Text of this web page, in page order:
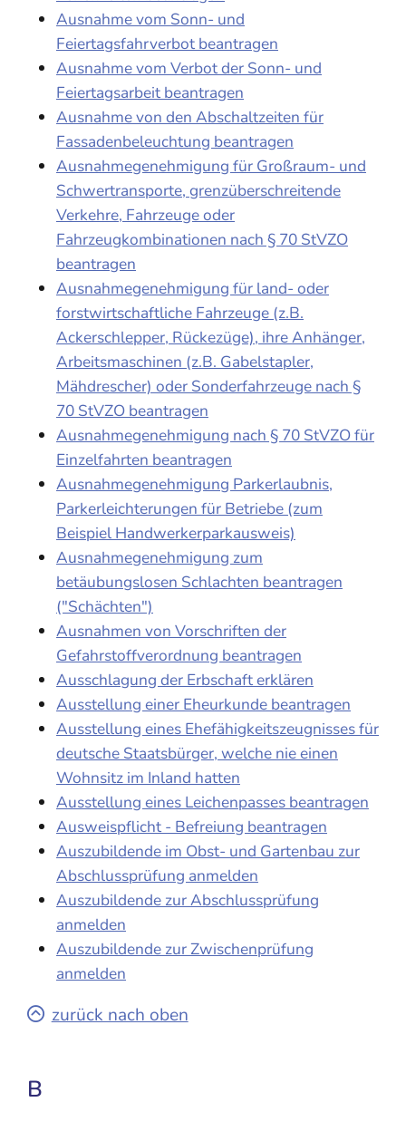
Ausnahme vom Sonn- und
Feiertagsfahrverbot beantragen
Ausnahme vom Verbot der Sonn- und
Feiertagsarbeit beantragen
Ausnahme von den Abschaltzeiten für
Fassadenbeleuchtung beantragen
Ausnahmegenehmigung für Großraum- und
Schwertransporte, grenzüberschreitende
Verkehre, Fahrzeuge oder
Fahrzeugkombinationen nach § 70 StVZO
beantragen
Ausnahmegenehmigung für land- oder
forstwirtschaftliche Fahrzeuge (z.B.
Ackerschlepper, Rückezüge), ihre Anhänger,
Arbeitsmaschinen (z.B. Gabelstapler,
Mähdrescher) oder Sonderfahrzeuge nach §
70 StVZO beantragen
Ausnahmegenehmigung nach § 70 StVZO für
Einzelfahrten beantragen
Ausnahmegenehmigung Parkerlaubnis,
Parkerleichterungen für Betriebe (zum
Beispiel Handwerkerparkausweis)
Ausnahmegenehmigung zum
betäubungslosen Schlachten beantragen
("Schächten")
Ausnahmen von Vorschriften der
Gefahrstoffverordnung beantragen
Ausschlagung der Erbschaft erklären
Ausstellung einer Eheurkunde beantragen
Ausstellung eines Ehefähigkeitszeugnisses für
deutsche Staatsbürger, welche nie einen
Wohnsitz im Inland hatten
Ausstellung eines Leichenpasses beantragen
Ausweispflicht - Befreiung beantragen
Auszubildende im Obst- und Gartenbau zur
Abschlussprüfung anmelden
Auszubildende zur Abschlussprüfung
anmelden
Auszubildende zur Zwischenprüfung
anmelden
zurück nach oben
B